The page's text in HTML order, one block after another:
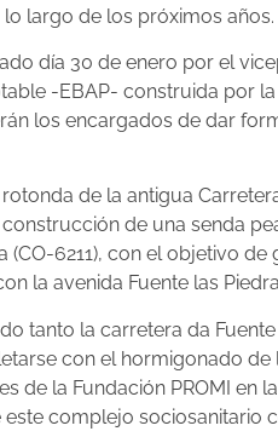
largo de los próximos años.
día 30 de enero por el
-EBAP- construida por
los encargados de dar
de la antigua
de una senda
(CO-6211), con el objetivo
la avenida Fuente las
tanto la carretera da
con el hormigonado
de la Fundación PROMI
complejo